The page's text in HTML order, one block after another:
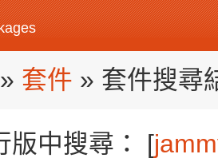
» 套件 » 套件搜尋
版中搜尋： [